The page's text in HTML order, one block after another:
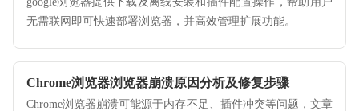
无需联网即可快速部署浏览器，并高效管理扩展功能。
Chrome浏览器浏览器崩溃原因分析及修复步骤
Chrome浏览器崩溃可能源于内存不足、插件冲突等问题，文章